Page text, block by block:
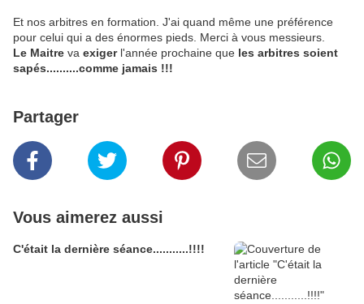
Et nos arbitres en formation. J'ai quand même une préférence
pour celui qui a des énormes pieds. Merci à vous messieurs.
Le Maitre va exigerl'année prochaine que les arbitres soient
sapés..........comme jamais !!!
Partager
Vous aimerez aussi
C'était la dernière séance...........!!!!